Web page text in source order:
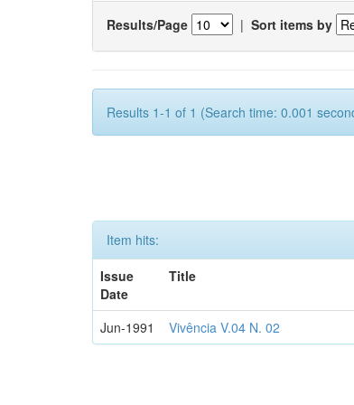
Results/Page | Sort items by
Results 1-1 of 1 (Search time: 0.001
Item hits:
Issue
Date
Title
Jun-1991 Vivência V.04 N. 02